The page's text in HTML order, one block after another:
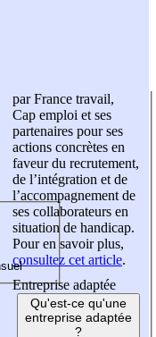
par France travail,
Cap emploi et ses
partenaires pour ses
actions concrètes en
faveur du recrutement,
de l’intégration et de
l’accompagnement de
ses collaborateurs en
situation de handicap.
Pour en savoir plus,
consultez cet article.
Entreprise adaptée
Qu'est-ce qu'une
entreprise adaptée
?